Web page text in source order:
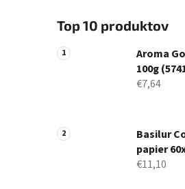
Top 10 produktov
Aroma
100g
€7,64
Basilur
papier
€11,10